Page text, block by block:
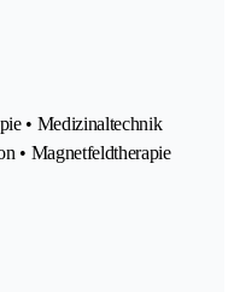
• Medizinaltechnik
• Magnetfeldtherapie